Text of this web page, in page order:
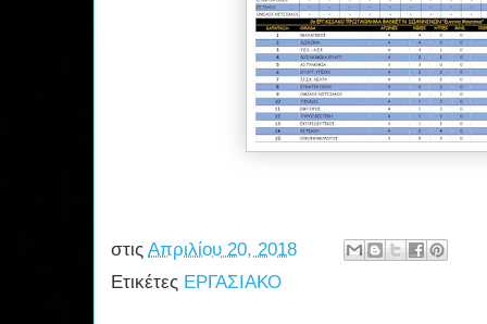
στις Απριλίου 20, 2018
Ετικέτες ΕΡΓΑΣΙΑΚΟ